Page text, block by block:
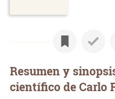
Resumen y
científico de Carlo